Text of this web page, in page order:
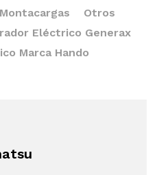
Montacargas
Otros
Eléctrico Generax
Marca Hando